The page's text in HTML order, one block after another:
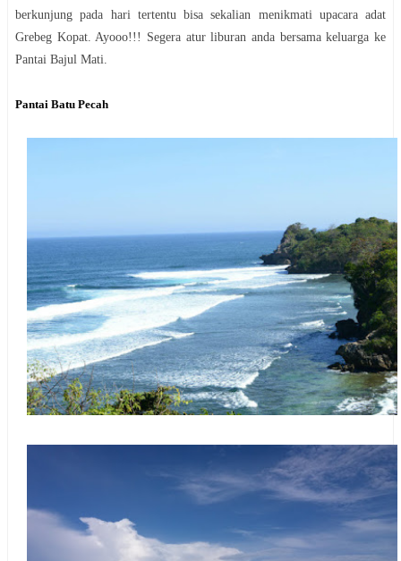
berkunjung pada hari tertentu bisa sekalian menikmati upacara adat
Grebeg Kopat. Ayooo!!! Segera atur liburan anda bersama keluarga ke
Pantai Bajul Mati.
Pantai Batu Pecah